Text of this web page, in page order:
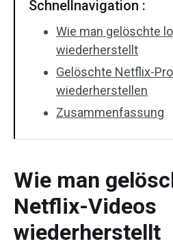
Schnellnavigation :
Wie man gelöschte
wiederherstellt
Gelöschte Netflix-
wiederherstellen
Zusammenfassung
Wie man
Netflix-Videos
wiederherstellt